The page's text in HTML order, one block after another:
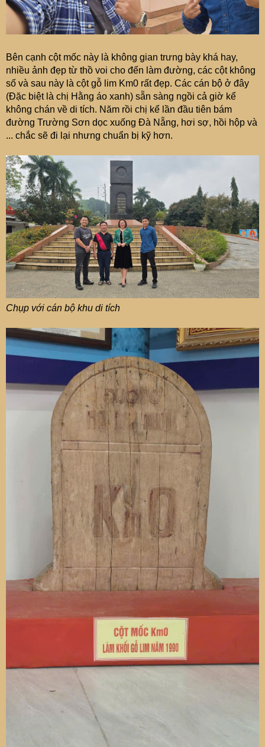
Bên cạnh cột mốc này là không gian trưng bày khá hay,
nhiều ảnh đẹp từ thồ voi cho đến làm đường, các cột không
số và sau này là cột gỗ lim Km0 rất đẹp. Các cán bộ ở đây
(Đặc biệt là chị Hằng áo xanh) sẵn sàng ngồi cả giờ kể
không chán về di tích. Năm rồi chị kể lần đầu tiên bám
đường Trường Sơn dọc xuống Đà Nẵng, hơi sợ, hồi hộp và
... chắc sẽ đi lại nhưng chuẩn bị kỹ hơn.
Chụp với cán bộ khu di tích